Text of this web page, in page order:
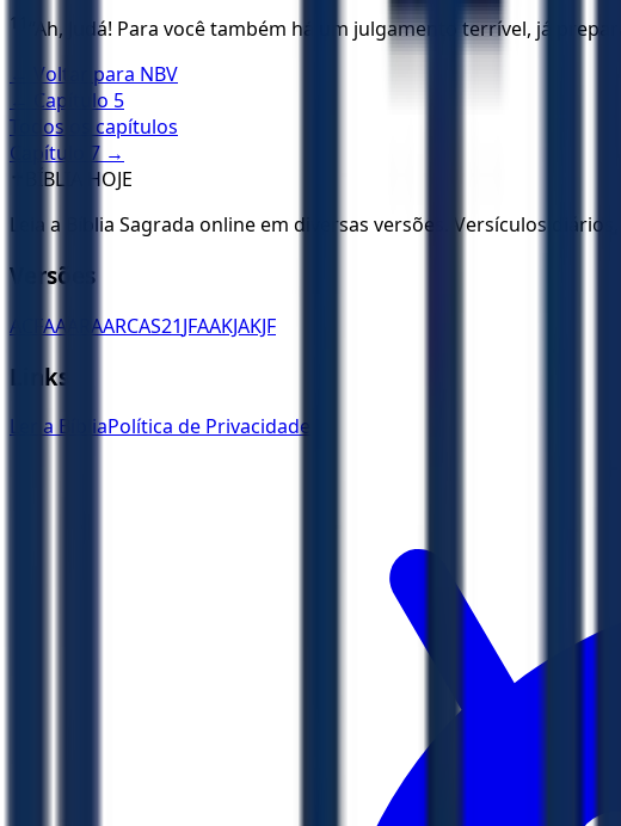
11
“Ah, Judá! Para você também há um julgamento terrível, já
← Voltar para NBV
← Capítulo 5
Todos os capítulos
Capítulo
7 →
BÍBLIA HOJE
Leia a Bíblia Sagrada online em diversas versões. Versículos
Versões
ACFAA ARAARCAS21JFAAKJAKJF
Links
Ler a BíbliaPolítica de Privacidade